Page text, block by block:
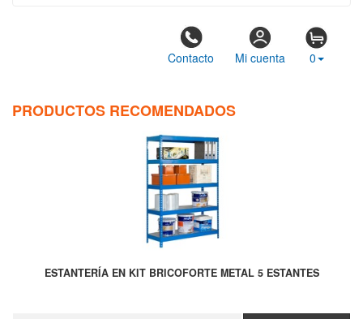
Contacto Mi cuenta 0
PRODUCTOS RECOMENDADOS
ESTANTERÍA EN KIT BRICOFORTE METAL 5 ESTANTES